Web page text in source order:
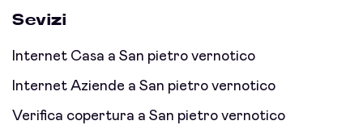
Sevizi
Internet Casa a San pietro vernotico
Internet Aziende a San pietro vernotico
Verifica copertura a San pietro vernotico